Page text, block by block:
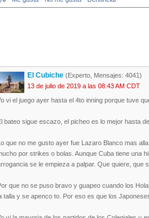
El Cubiche (Experto, Mensajes: 4041)
13 de julio de 2019 a las 08:43 AM CDT
vi el juego ayer hasta el 4to inning porque tuve
bateo sigue escazo, el picheo es lo mejor hasta
que no me gusto ayer fue Lazaro Blanco mas
por strikes o bolas. Aunque Cuba tiene una
se le empieza a palpar. Que quiere, que
que no se puso bravo y guapeo cuando los
talla y se apenco to. Por eso es que los